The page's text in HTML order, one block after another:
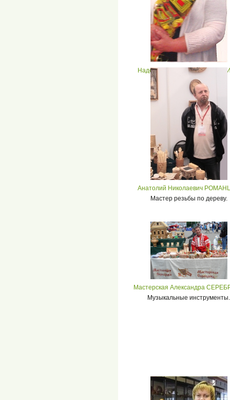
Надежда Александровна
Хохломская роспись.
Анатолий Николаевич
Мастер резьбы по дереву.
Мастерская Александра
Музыкальные инструменты.